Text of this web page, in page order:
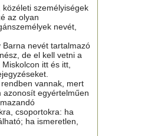
személyiségek
az olyan
nevét,
Barna nevét tartalmazó
de el kell vetni a
itt és itt,
vannak, mert
azonosít egyértelműen
csoportokra: ha
ha ismeretlen,